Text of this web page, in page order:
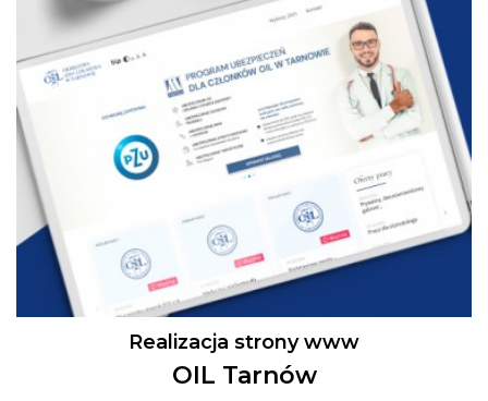
Realizacja strony www
OIL Tarnów